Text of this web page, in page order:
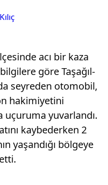
acı bir kaza
göre Taşağıl-
seyreden otomobil,
hakimiyetini
yuvarlandı.
kaybederken 2
yaşandığı bölgeye